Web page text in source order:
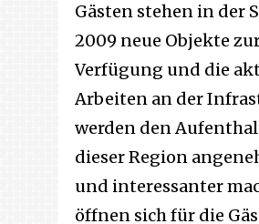
Gästen stehen in der
2009 neue Objekte
Verfügung und die
Arbeiten an der
werden den
dieser Region
und interessanter
öffnen sich für die